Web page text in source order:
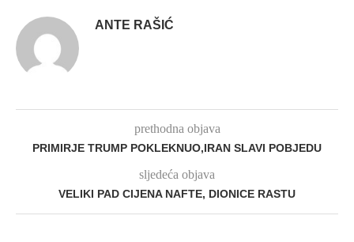
ANTE RAŠIĆ
prethodna objava
PRIMIRJE TRUMP POKLEKNUO,IRAN SLAVI POBJEDU
sljedeća objava
VELIKI PAD CIJENA NAFTE, DIONICE RASTU